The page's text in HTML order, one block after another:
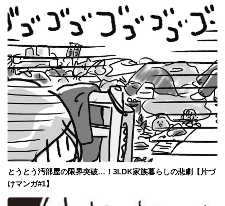
とうとう汚部屋の限界突破…！3LDK家族暮らしの悲劇【片づ
けマンガ#1】